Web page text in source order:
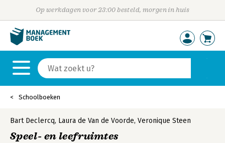
Op werkdagen voor 23:00 besteld, morgen in huis
Schoolboeken
Bart Declercq, Laura de Van de Voorde, Veronique Steen
Speel- en leefruimtes